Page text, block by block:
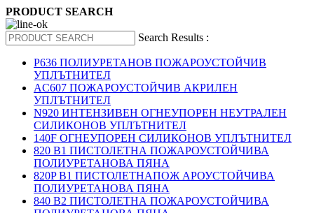
PRODUCT SEARCH
Search Results :
P636 ПОЛИУРЕТАНОВ ПОЖАРОУСТОЙЧИВ
УПЛЪТНИТЕЛ
AC607 ПОЖАРОУСТОЙЧИВ АКРИЛЕН
УПЛЪТНИТЕЛ
N920 ИНТЕНЗИВЕН ОГНЕУПОРЕН НЕУТРАЛЕН
СИЛИКОНОВ УПЛЪТНИТЕЛ
140F ОГНЕУПОРЕН СИЛИКОНОВ УПЛЪТНИТЕЛ
820 B1 ПИСТОЛЕТНА ПОЖАРОУСТОЙЧИВА
ПОЛИУРЕТАНОВА ПЯНА
820P B1 ПИСТОЛЕТНАПОЖ АРОУСТОЙЧИВА
ПОЛИУРЕТАНОВА ПЯНА
840 B2 ПИСТОЛЕТНА ПОЖАРОУСТОЙЧИВА